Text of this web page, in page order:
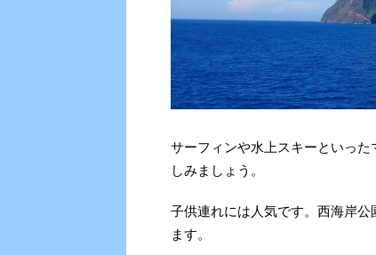
サーフィンや水上スキーといっ
しみましょう。
子供連れには人気です。西海岸
ます。